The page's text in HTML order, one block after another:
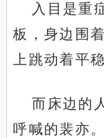
入目是重
板，身边围
上跳动着平
而床边的
呼喊的裴亦。